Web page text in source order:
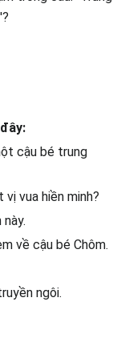
cậu bé trung
vua hiền minh?
về cậu bé Chôm.
ngôi.